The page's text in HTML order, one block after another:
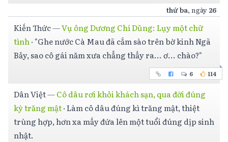
thứ ba, ngày 26
Kiến Thức—Vụ ông Dương Chí Dũng: Lụy một chữ
tình· "Ghe nước Cà Mau đã cắm sào trên bờ kinh Ngã
Bảy, sao cô gái năm xưa chẳng thấy ra... ơ... chào?"
6 114
Dân Việt—Cô dâu rơi khỏi khách sạn, qua đời đúng
kỳ trăng mật·Làm cô dâu đúng kì trăng mật, thiệt
trùng hợp, hơn xa mấy đứa lên một tuổi đúng dịp sinh
nhật.